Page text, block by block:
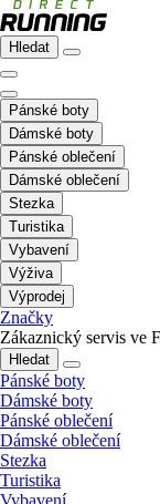
Hledat
Pánské boty
Dámské boty
Pánské oblečení
Dámské oblečení
Stezka
Turistika
Vybavení
Výživa
Výprodej
Značky
Zákaznický servis ve
Hledat
Pánské boty
Dámské boty
Pánské oblečení
Dámské oblečení
Stezka
Turistika
Vybavení